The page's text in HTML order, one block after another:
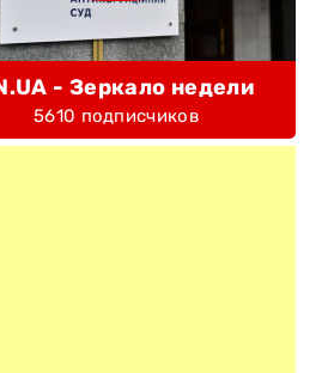
- Зеркало недели
5610 подписчиков